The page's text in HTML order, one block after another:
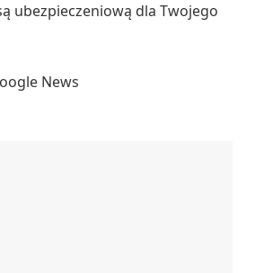
ubezpieczeniową dla Twojego
News